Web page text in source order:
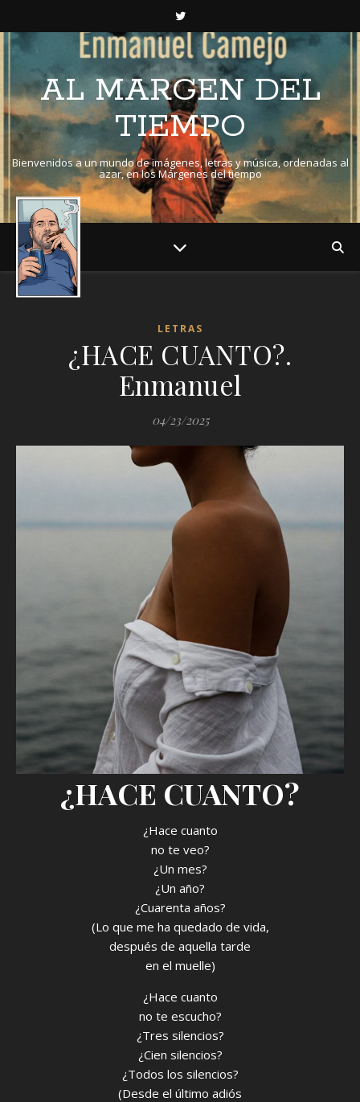
AL MARGEN DEL
TIEMPO
Bienvenidos a un mundo de imágenes, letras y música, ordenadas al
azar, en los Márgenes del tiempo
LETRAS
¿HACE CUANTO?.
Enmanuel
04/23/2025
¿HACE CUANTO?
¿Hace cuanto
no te veo?
¿Un mes?
¿Un año?
¿Cuarenta años?
(Lo que me ha quedado de vida,
después de aquella tarde
en el muelle)
¿Hace cuanto
no te escucho?
¿Tres silencios?
¿Cien silencios?
¿Todos los silencios?
(Desde el último adiós